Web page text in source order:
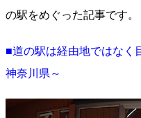
の駅をめぐった記事です。
■道の駅は経由地ではなく
神奈川県～